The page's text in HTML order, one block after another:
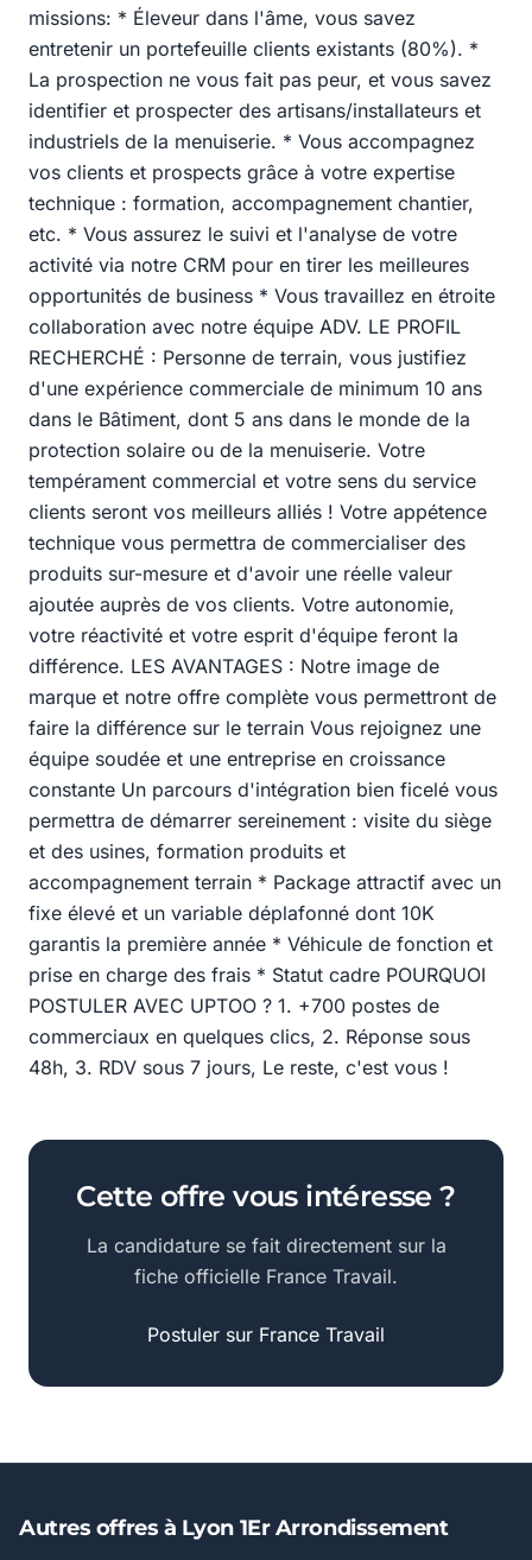
missions: * Éleveur dans l'âme, vous savez
entretenir un portefeuille clients existants (80%). *
La prospection ne vous fait pas peur, et vous savez
identifier et prospecter des artisans/installateurs et
industriels de la menuiserie. * Vous accompagnez
vos clients et prospects grâce à votre expertise
technique : formation, accompagnement chantier,
etc. * Vous assurez le suivi et l'analyse de votre
activité via notre CRM pour en tirer les meilleures
opportunités de business * Vous travaillez en étroite
collaboration avec notre équipe ADV. LE PROFIL
RECHERCHÉ : Personne de terrain, vous justifiez
d'une expérience commerciale de minimum 10 ans
dans le Bâtiment, dont 5 ans dans le monde de la
protection solaire ou de la menuiserie. Votre
tempérament commercial et votre sens du service
clients seront vos meilleurs alliés ! Votre appétence
technique vous permettra de commercialiser des
produits sur-mesure et d'avoir une réelle valeur
ajoutée auprès de vos clients. Votre autonomie,
votre réactivité et votre esprit d'équipe feront la
différence. LES AVANTAGES : Notre image de
marque et notre offre complète vous permettront de
faire la différence sur le terrain Vous rejoignez une
équipe soudée et une entreprise en croissance
constante Un parcours d'intégration bien ficelé vous
permettra de démarrer sereinement : visite du siège
et des usines, formation produits et
accompagnement terrain * Package attractif avec un
fixe élevé et un variable déplafonné dont 10K
garantis la première année * Véhicule de fonction et
prise en charge des frais * Statut cadre POURQUOI
POSTULER AVEC UPTOO ? 1. +700 postes de
commerciaux en quelques clics, 2. Réponse sous
48h, 3. RDV sous 7 jours, Le reste, c'est vous !
Cette offre vous intéresse ?
La candidature se fait directement sur la
fiche officielle France Travail.
Postuler sur France Travail
Autres offres à Lyon 1Er Arrondissement